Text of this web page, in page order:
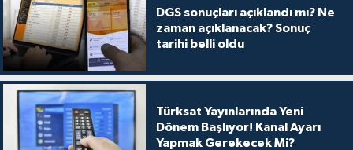
DGS sonuçları açıklandı mı? Ne
zaman açıklanacak? Sonuç
tarihi belli oldu
Türksat Yayınlarında Yeni
Dönem Başlıyor! Kanal Ayarı
Yapmak Gerekecek Mi?